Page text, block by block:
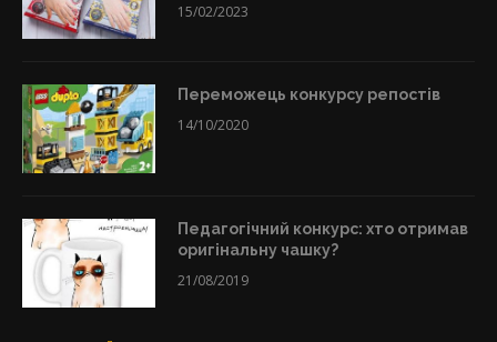
15/02/2023
Переможець конкурсу репостів
14/10/2020
Педагогічний конкурс: хто отримав
оригінальну чашку?
21/08/2019